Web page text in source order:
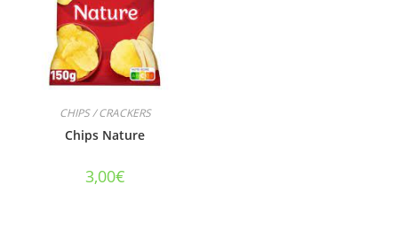
CHIPS / CRACKERS
Chips Nature
3,00€